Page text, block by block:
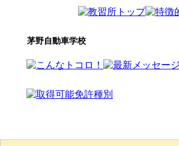
茅野自動車学校